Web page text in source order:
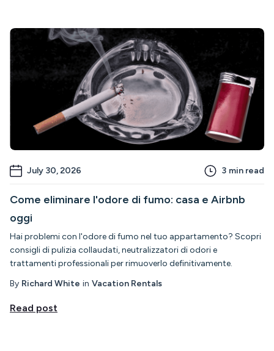
July 30, 2026 3 min read
Come eliminare l'odore di fumo: casa e Airbnb
oggi
Hai problemi con l'odore di fumo nel tuo appartamento? Scopri
consigli di pulizia collaudati, neutralizzatori di odori e
trattamenti professionali per rimuoverlo definitivamente.
By Richard White in Vacation Rentals
Read post